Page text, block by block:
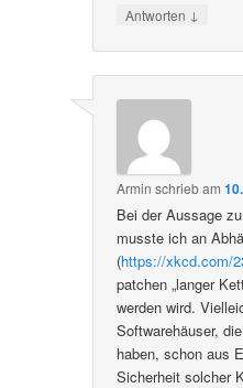
Antworten ↓
Armin schriebam
Bei der Aussage
musste ich an
(https://xkcd.com/
patchen „langer
werden wird.
Softwarehäuser,
haben, schon aus
Sicherheit solcher